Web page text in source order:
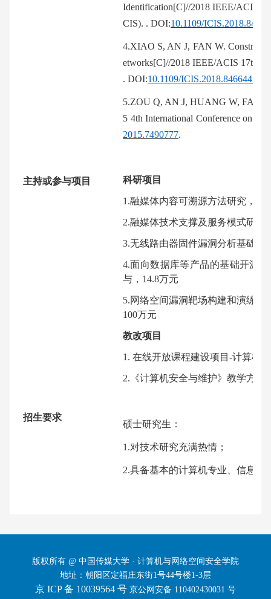
Identification[C]//2018 IEEE/ACIS
CIS). . DOI:10.1109/
4.XIAO S, AN J, FAN W.
etworks[C]//2018 IEEE/ACIS 17th
. DOI:10.1109/ICIS.2018.8466445
5.ZOU Q, AN J, HUANG W,FAN
5 4th International Conference on
2015.7490777.
主持或参与项目 科研项目
1.融媒体内容可溯源方法研究，国
2.融媒体技术支撑及服务模式研究
3.无线路由器固件漏洞分析基础环
4.面向数据库等产品的基础开源
与，14.8万元
5.网络空间漏洞靶场构建和演练评
100万元
教改项目
1. 在线开放课程建设项目-计算机
2.《计算机安全与维护》教学方法
招生要求
硕士研究生：
1.对技术研究充满热情；
2.具备基本的计算机专业、信息
版权所有 @ 中国传媒大学 · 计算机与网络空间安全学院
地址：朝阳区定福庄东街1号44号楼1-3层
京 ICP 备 10039564 号 京公网安备 110402430031 号